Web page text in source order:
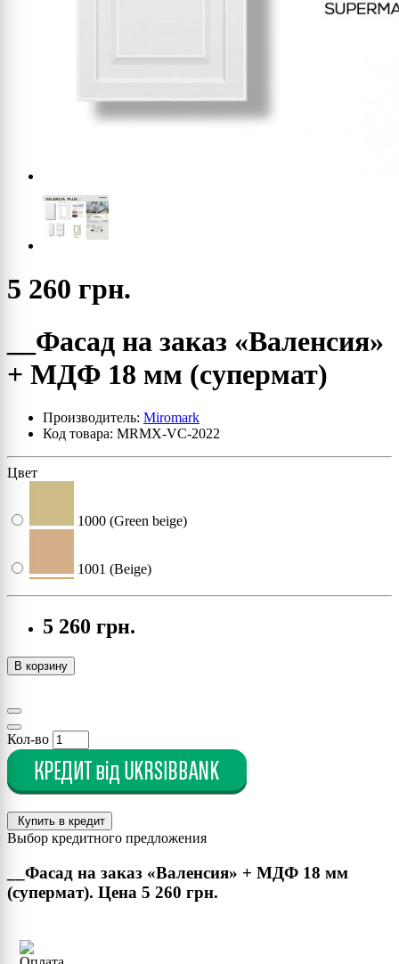
5 260 грн.
__Фасад на заказ «Валенсия»
+ МДФ 18 мм (супермат)
Производитель: Miromark
Код товара: MRMX-VC-2022
Цвет
1000 (Green beige)
1001 (Beige)
1002 (Sand yellow)
1005 (Honey yellow)
1006 (Maize yellow)
1011 (Brown beige)
5 260 грн.
В корзину
Кол-во
Купить в кредит
Выбор кредитного предложения
__Фасад на заказ «Валенсия» + МДФ 18 мм
(супермат). Цена 5 260 грн.